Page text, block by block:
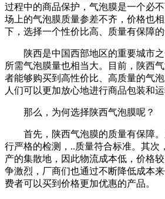
过程中的商品保护，气泡膜是一个必
场上的气泡膜质量参差不齐，价格也
下，选择一个性价比高、质量有保障的
陕西是中国西部地区的重要城市
所需气泡膜量也相当大。目前，陕西
者能够购买到高性价比、高质量的气
人们可以更加放心地进行商品包装和运
那么，为何选择陕西气泡膜呢？
首先，陕西气泡膜的质量有保障
行严格的检测，..质量符合标准。其次
产的集散地，因此物流成本低，价格
争激烈，厂商们也通过不断降低成本
费者可以买到价格更加优惠的产品。